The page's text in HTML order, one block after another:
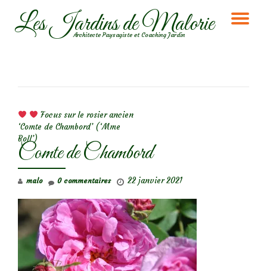
AllerLes Jardins de Malorie
Architecte Paysagiste et Coaching Jardin
Focus sur le rosier ancien
‘Comte de Chambord’ (‘Mme
Boll’)
Comte de Chambord
malo 22 janvier 2021
0 commentaires